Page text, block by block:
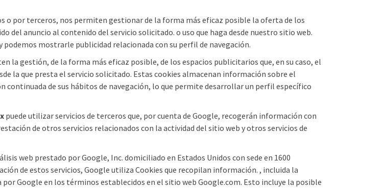
o por terceros, nos permiten gestionar de la forma más eficaz posible la oferta de los
del anuncio al contenido del servicio solicitado. o uso que haga desde nuestro sitio web.
mostrarle publicidad relacionada con su perfil de navegación.
la gestión, de la forma más eficaz posible, de los espacios publicitarios que, en su caso, el
la que presta el servicio solicitado. Estas cookies almacenan información sobre el
de sus hábitos de navegación, lo que permite desarrollar un perfil específico
puede utilizar servicios de terceros que, por cuenta de Google, recogerán información con
de otros servicios relacionados con la actividad del sitio web y otros servicios de
web prestado por Google, Inc. domiciliado en Estados Unidos con sede en 1600
de estos servicios, Google utiliza Cookies que recopilan información. , incluida la
Google en los términos establecidos en el sitio web Google.com. Esto incluye la posible